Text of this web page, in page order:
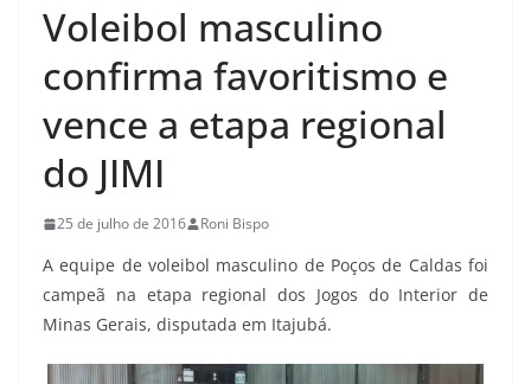
Voleibol masculino
confirma favoritismo e
vence a etapa regional
do JIMI
25 de julho de 2016 Roni Bispo
A equipe de voleibol masculino de Poços de Caldas foi
campeã na etapa regional dos Jogos do Interior de
Minas Gerais, disputada em Itajubá.